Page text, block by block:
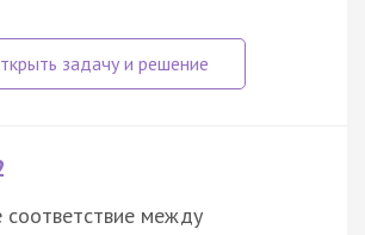
соответствие между